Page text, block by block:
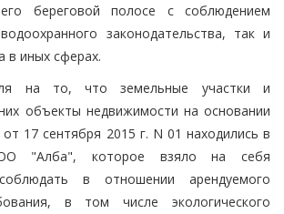
береговой полосе с соблюдением
законодательства, так и
в иных сферах.
на то, что земельные участки и
объекты недвижимости на основании
17 сентября 2015 г. N 01 находились в
"Алба", которое взяло на себя
в отношении арендуемого
в том числе экологического